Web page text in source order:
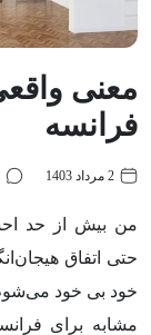
فرانسه
2 مرداد 1403
من بیش از حد
حتی اتفاق
خود بی خود می‌شوم.
مشابه برای